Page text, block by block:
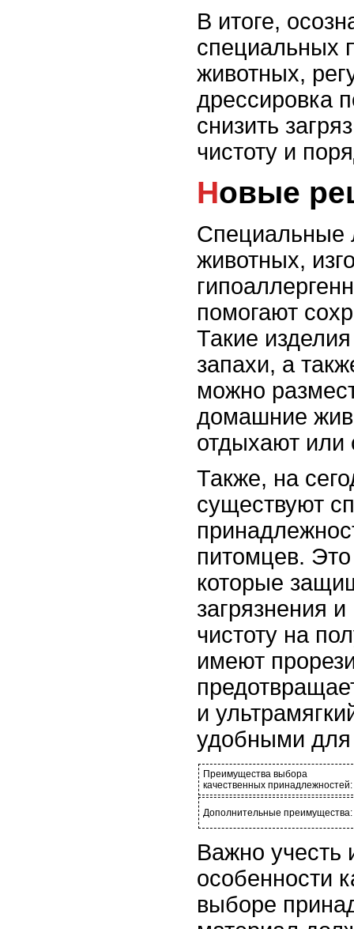
В итоге,
специальных
животных,
дрессировка
снизить
чистоту и
Новые
Специальные
животных,
помогают
Такие
запахи, а
можно
домашние
отдыхают или
Также, на
существуют
питомцев.
которые
загрязнения
чистоту на
имеют
и
удобными
Преимущества выбора
качественных принадлежностей:
Дополнительные преимущества:
Важно учесть
особенности
выборе